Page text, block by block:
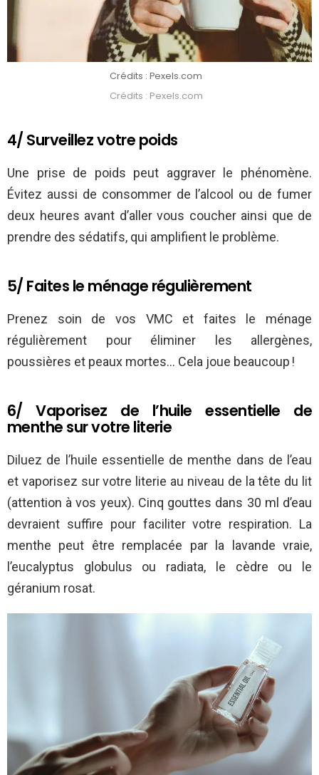
Crédits : Pexels.com
Crédits : Pexels.com
4/ Surveillez votre poids
Une prise de poids peut aggraver le phénomène.
Évitez aussi de consommer de l’alcool ou de fumer
deux heures avant d’aller vous coucher ainsi que de
prendre des sédatifs, qui amplifient le problème.
5/ Faites le ménage régulièrement
Prenez soin de vos VMC et faites le ménage
régulièrement pour éliminer les allergènes,
poussières et peaux mortes… Cela joue beaucoup !
6/ Vaporisez de l’huile essentielle de
menthe sur votre literie
Diluez de l’huile essentielle de menthe dans de l’eau
et vaporisez sur votre literie au niveau de la tête du lit
(attention à vos yeux). Cinq gouttes dans 30 ml d’eau
devraient suffire pour faciliter votre respiration. La
menthe peut être remplacée par la lavande vraie,
l’eucalyptus globulus ou radiata, le cèdre ou le
géranium rosat.